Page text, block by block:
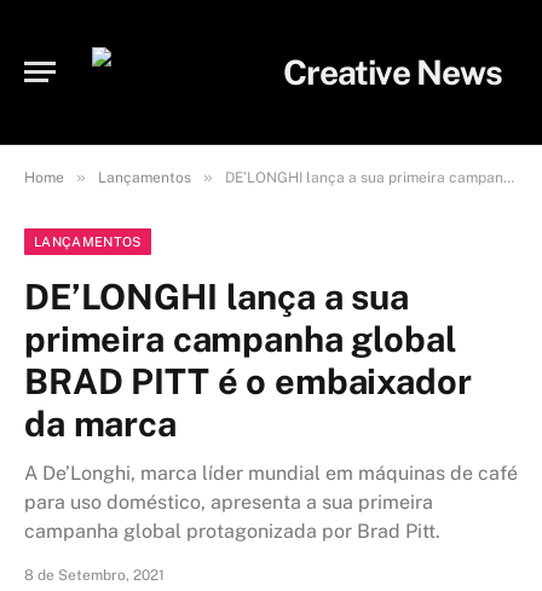
Home » Lançamentos » DE’LONGHI lança a sua primeira campanha global BRAD PITT é o embaixador da marca
LANÇAMENTOS
DE’LONGHI lança a sua
primeira campanha global
BRAD PITT é o embaixador
da marca
A De’Longhi, marca líder mundial em máquinas de café
para uso doméstico, apresenta a sua primeira
campanha global protagonizada por Brad Pitt.
8 de Setembro, 2021